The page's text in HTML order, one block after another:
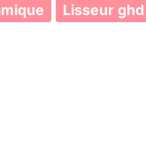
Lisseur ghd